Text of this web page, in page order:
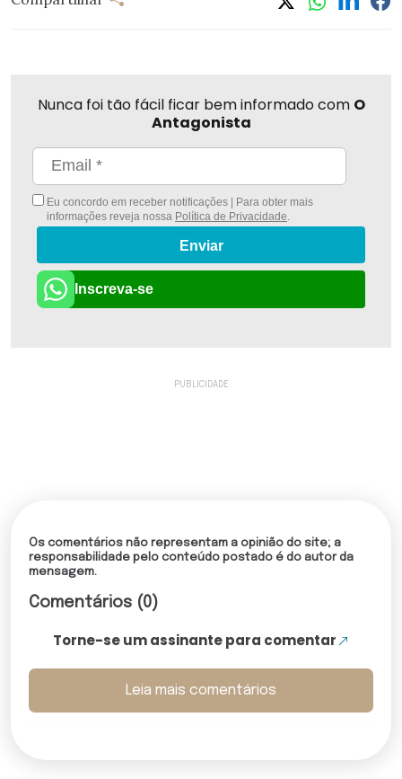
Nunca foi tão fácil ficar bem informado com O
Antagonista
Eu concordo em receber notificações | Para obter mais
informações reveja nossa Política de Privacidade
Enviar
Inscreva-se
Os comentários não representam a opinião do site; a
responsabilidade pelo conteúdo postado é do autor da
mensagem.
Comentários (0)
Torne-se um assinante para comentar
Leia mais comentários